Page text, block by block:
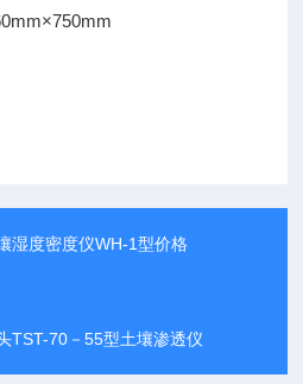
湿度密度仪WH-1型价格
TST-70－55型土壤渗透仪